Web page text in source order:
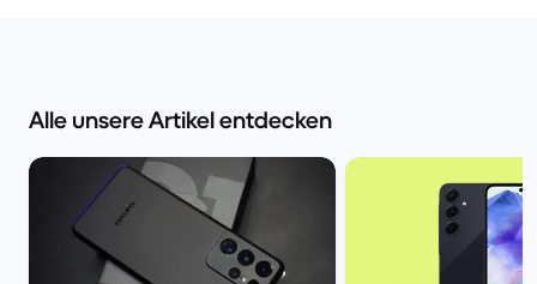
Alle unsere Artikel entdecken